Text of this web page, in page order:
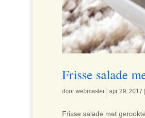
Frisse salade
door webmaster| apr 29, 2017 |
Frisse salade met